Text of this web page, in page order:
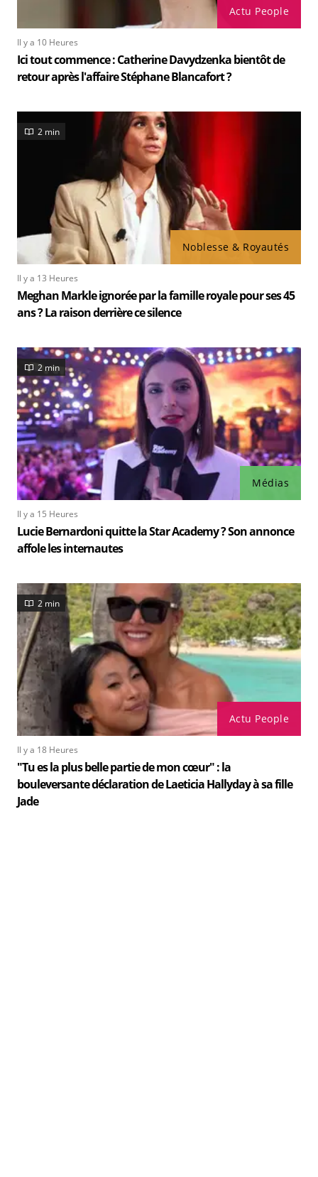
Actu People
Il y a 10 Heures
Ici tout commence : Catherine Davydzenka bientôt de
retour après l'affaire Stéphane Blancafort ?
Noblesse & Royautés
2 min
Il y a 13 Heures
Meghan Markle ignorée par la famille royale pour ses 45
ans ? La raison derrière ce silence
Médias
2 min
Il y a 15 Heures
Lucie Bernardoni quitte la Star Academy ? Son annonce
affole les internautes
Actu People
2 min
Il y a 18 Heures
"Tu es la plus belle partie de mon cœur" : la
bouleversante déclaration de Laeticia Hallyday à sa fille
Jade